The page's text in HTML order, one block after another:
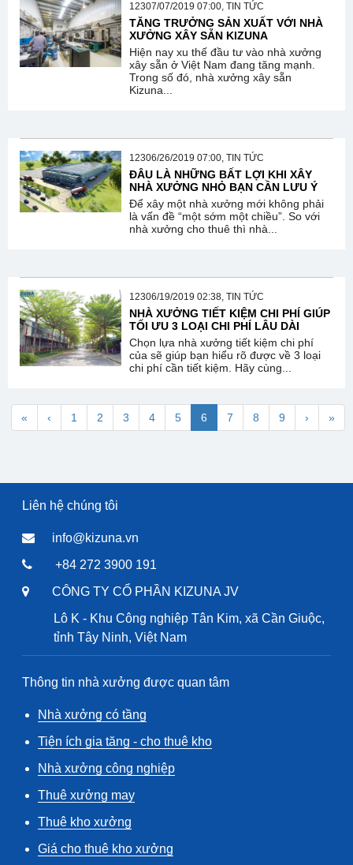
12307/07/2019 07:00, TIN TỨC
TĂNG TRƯỞNG SẢN XUẤT VỚI NHÀ
XƯỞNG XÂY SẴN KIZUNA
Hiện nay xu thế đầu tư vào nhà xưởng
xây sẵn ở Việt Nam đang tăng mạnh.
Trong số đó, nhà xưởng xây sẵn
Kizuna...
12306/26/2019 07:00, TIN TỨC
ĐÂU LÀ NHỮNG BẤT LỢI KHI XÂY
NHÀ XƯỞNG NHỎ BẠN CẦN LƯU Ý
Để xây một nhà xưởng mới không phải
là vấn đề “một sớm một chiều”. So với
nhà xưởng cho thuê thì nhà...
12306/19/2019 02:38, TIN TỨC
NHÀ XƯỞNG TIẾT KIỆM CHI PHÍ GIÚP
TỐI ƯU 3 LOẠI CHI PHÍ LÂU DÀI
Chọn lựa nhà xưởng tiết kiệm chi phí
của sẽ giúp bạn hiểu rõ được về 3 loại
chi phí cần tiết kiệm. Hãy cùng...
« ‹ 1 2 3 4 5 6 7 8 9 › »
Liên hệ chúng tôi
info@kizuna.vn
+84 272 3900 191
CÔNG TY CỔ PHẦN KIZUNA JV
Lô K - Khu Công nghiệp Tân Kim, xã Cần Giuộc,
tỉnh Tây Ninh, Việt Nam
Thông tin nhà xưởng được quan tâm
Nhà xưởng có tầng
Tiện ích gia tăng - cho thuê kho
Nhà xưởng công nghiệp
Thuê xưởng may
Thuê kho xưởng
Giá cho thuê kho xưởng